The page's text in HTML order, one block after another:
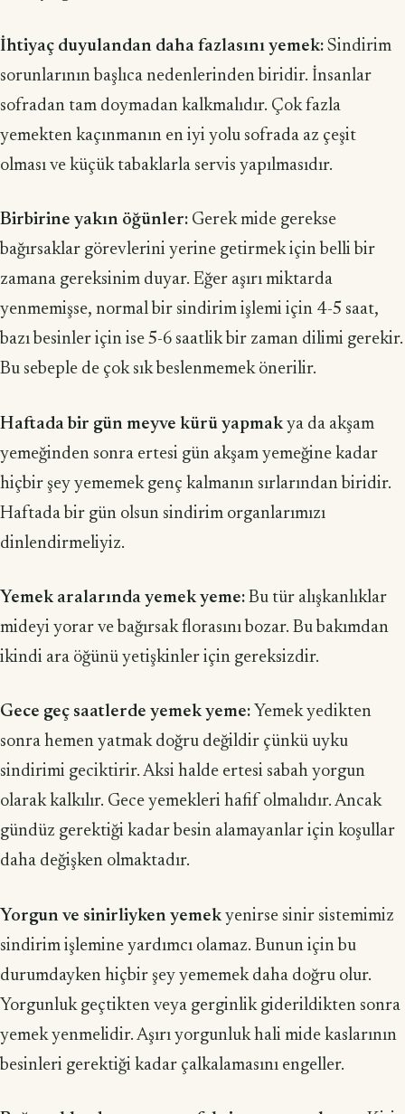
İhtiyaç duyulandan daha fazlasını yemek: Sindirim
sorunlarının başlıca nedenlerinden biridir. İnsanlar
sofradan tam doymadan kalkmalıdır. Çok fazla
yemekten kaçınmanın en iyi yolu sofrada az çeşit
olması ve küçük tabaklarla servis yapılmasıdır.
Birbirine yakın öğünler: Gerek mide gerekse
bağırsaklar görevlerini yerine getirmek için belli bir
zamana gereksinim duyar. Eğer aşırı miktarda
yenmemişse, normal bir sindirim işlemi için 4-5 saat,
bazı besinler için ise 5-6 saatlik bir zaman dilimi gerekir.
Bu sebeple de çok sık beslenmemek önerilir.
Haftada bir gün meyve kürü yapmakya da akşam
yemeğinden sonra ertesi gün akşam yemeğine kadar
hiçbir şey yememek genç kalmanın sırlarından biridir.
Haftada bir gün olsun sindirim organlarımızı
dinlendirmeliyiz.
Yemek aralarında yemek yeme: Bu tür alışkanlıklar
mideyi yorar ve bağırsak florasını bozar. Bu bakımdan
ikindi ara öğünü yetişkinler için gereksizdir.
Gece geç saatlerde yemek yeme: Yemek yedikten
sonra hemen yatmak doğru değildir çünkü uyku
sindirimi geciktirir. Aksi halde ertesi sabah yorgun
olarak kalkılır. Gece yemekleri hafif olmalıdır. Ancak
gündüz gerektiği kadar besin alamayanlar için koşullar
daha değişken olmaktadır.
Yorgun ve sinirliyken yemekyenirse sinir sistemimiz
sindirim işlemine yardımcı olamaz. Bunun için bu
durumdayken hiçbir şey yememek daha doğru olur.
Yorgunluk geçtikten veya gerginlik giderildikten sonra
yemek yenmelidir. Aşırı yorgunluk hali mide kaslarının
besinleri gerektiği kadar çalkalamasını engeller.